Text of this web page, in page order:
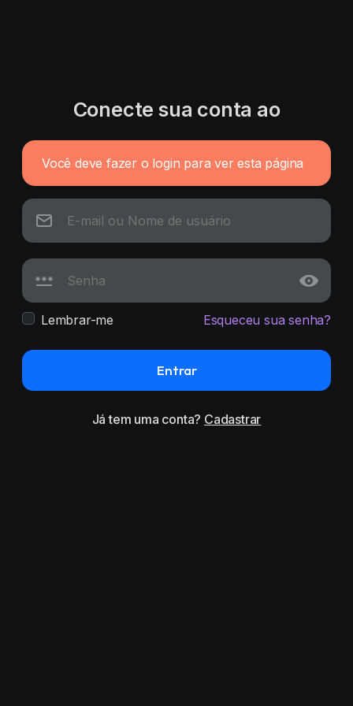
Conecte sua conta ao
Você deve fazer o login para ver esta página
Lembrar-me Esqueceu sua senha?
Entrar
Já tem uma conta? Cadastrar